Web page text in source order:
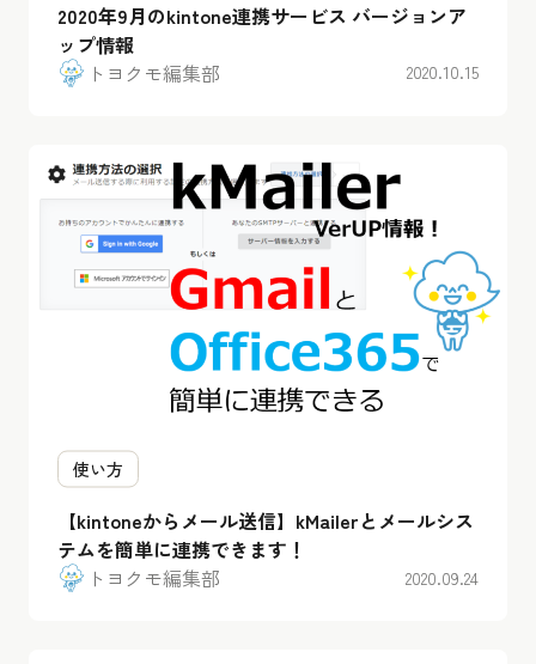
2020年9月のkintone連携サービス バージョンア
ップ情報
トヨクモ編集部
2020.10.15
使い方
【kintoneからメール送信】kMailerとメールシス
テムを簡単に連携できます！
トヨクモ編集部
2020.09.24